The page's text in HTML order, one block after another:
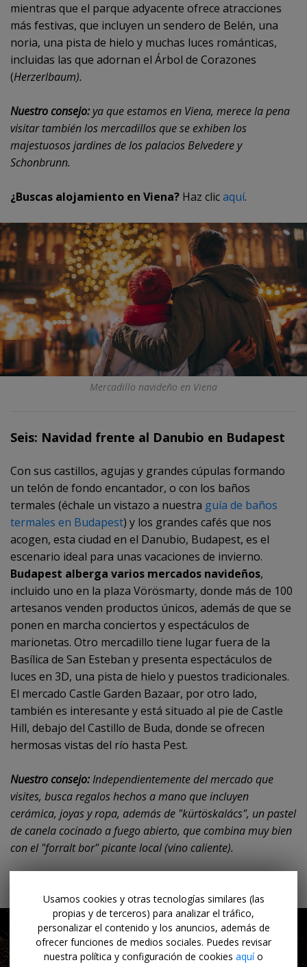
mientras que el parque adyacente ofrece atracciones
más festivas, que incluyen un sendero de Belén, una
noria, una pista de hielo y muchas luces románticas,
incluidas las que adornan el Árbol de Corazones
(Herzerlbaum).
Nuestro consejo: ya que estamos en Viena, merece la pena
visitar también los mercadillos que se exhiben los
majestuosos jardines de los palacios Belvedere y
Schonbrunn.
¿Buscas alojamiento en Viena? Haz clicaquí.
Mercadillo navideño en Viena
Seis: Navidad frente al Danubio en Budapest
Con sus castillos, agujas y grandes cúpulas formando
un telón de fondo encantador, o con los baños
termales (échale un vistazo a nuestra guía de baños
termales en Budapest) y los grandes cafés que nos
acogen, esta ciudad en el Danubio, Budapest, es el
escenario ideal para unas vacaciones de invierno.
Budapest alberga varios mercados navideños,
incluido uno en la plaza Vörösmarty, donde más de 100
artesanos venden productos únicos, además de que se
ponen en marcha conciertos y espectáculos de
marionetas. Otro mercadillo tiene lugar fuera de la
Basílica de San Esteban y presenta espectáculos de
luces en 3D, una pista de hielo y puestos tradicionales.
El mercado Castle Garden Bazaar, por otro lado,
también es interesante y está situado al pie de Castle
Hill, debajo del Castillo de Buda, donde se ofrecen
hermosas vistas del río hasta Pest.
Nuestro consejo:Independientemente del mercado que
visites, busca regalos hechos a mano que incluyen
cerámica, joyas y ropa, además de "kürtöskalács", un pastel
de canela cocinado a fuego abierto, que combina muy bien
con el "forralt bor" picante local (vino caliente).
Usamos cookies y otras tecnologías similares (las
propias y de terceros) para analizar el tráfico,
personalizar el contenido y los anuncios, además de
ofrecer funciones de medios sociales. Puedes revisar
nuestra política y configuración de cookies aquío